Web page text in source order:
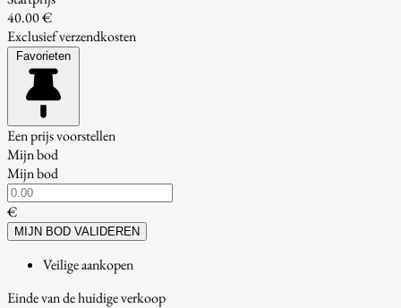
40.00 €
Exclusief verzendkosten
Favorieten
Een prijs voorstellen
Mijn bod
Mijn bod
€
MIJN BOD VALIDEREN
Veilige aankopen
Einde van de huidige verkoop